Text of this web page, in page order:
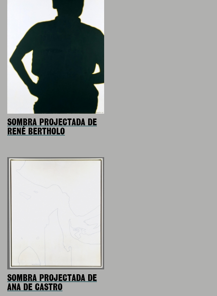
SOMBRA PROJECTADA DE
RENÉ BERTHOLO
SOMBRA PROJECTADA DE
ANA DE CASTRO